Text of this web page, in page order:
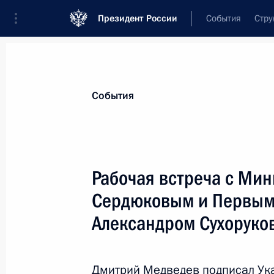
Президент России События
Лента событий
События
Рабочая встреча с
Сердюковым и
Александром
Дмитрий Медведев подписал